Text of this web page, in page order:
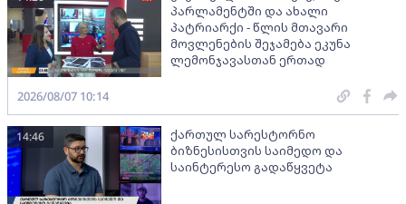
პარლამენტში და ახალი
პატრიარქი - წლის მთავარი
მოვლენების შეჯამება ეკუნა
ლემონჯავასთან ერთად
2026/08/07 10:14
ქართულ სარესტორნო
ბიზნესისთვის საიმედო და
საინტერესო გადაწყვეტა
14:46